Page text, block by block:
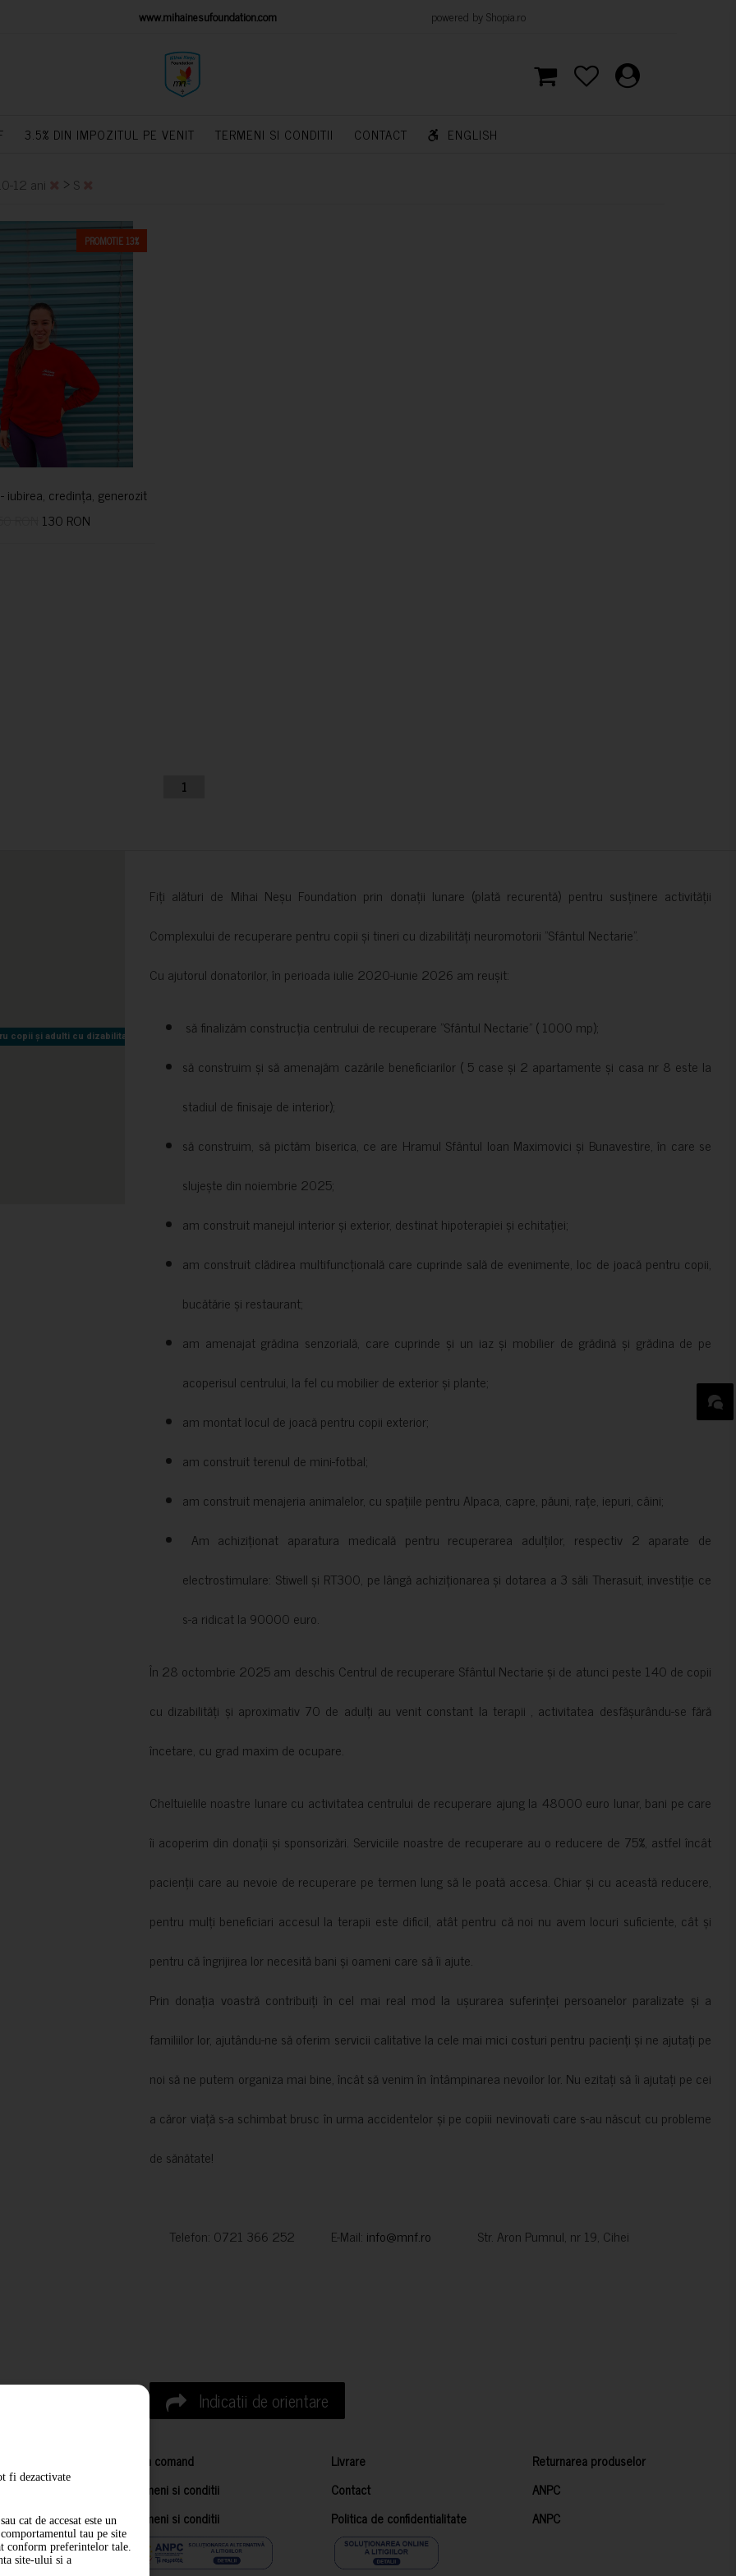
PLATFORM www.mihainesufoundation.com powered by Shopia.ro
3.5% DIN IMPOZITUL PE VENIT TERMENI SI CONDITII CONTACT ENGLISH
12 ani > S
PROMOTIE 13%
iubirea, credința, generozitatea vindecă
130 RON
CUMPARA
1
copii și adulti cu dizabilitati neuromotorii Sfântul Nectarie
copii și adulti cu dizabilitati neuromotorii Sfântul Nectarie
Fiți alături de Mihai Neșu Foundation prin donații lunare (plată recurentă) pentru susținere activității
Complexului de recuperare pentru copii și tineri cu dizabilități neuromotorii ”Sfântul Nectarie”.
Cu ajutorul donatorilor, în perioada iulie 2020-iunie 2026 am reușit:
să finalizăm construcția centrului de recuperare ”Sfântul Nectarie” ( 1000 mp);
să construim și să amenajăm cazările beneficiarilor ( 5 case și 2 apartamente și casa nr 8 este la
stadiul de finisaje de interior);
să construim, să pictăm biserica, ce are Hramul Sfântul Ioan Maximovici și Bunavestire, în care se
slujește din noiembrie 2025;
am construit manejul interior și exterior, destinat hipoterapiei și echitației;
am construit clădirea multifuncțională care cuprinde sală de evenimente, loc de joacă pentru copii,
bucătărie și restaurant;
am amenajat grădina senzorială, care cuprinde și un iaz și mobilier de grădină și grădina de pe
acoperisul centrului, la fel cu mobilier de exterior și plante;
am montat locul de joacă pentru copii exterior;
am construit terenul de mini-fotbal;
am construit menajeria animalelor, cu spațiile pentru Alpaca, capre, păuni, rațe, iepuri, câini;
Am achiziționat aparatura medicală pentru recuperarea adulților, respectiv 2 aparate de
electrostimulare: Stiwell și RT300, pe lângă achiziționarea și dotarea a 3 săli Therasuit, investiție ce
s-a ridicat la 90000 euro.
În 28 octombrie 2025 am deschis Centrul de recuperare Sfântul Nectarie și de atunci peste 140 de copii
cu dizabilități și aproximativ 70 de adulți au venit constant la terapii , activitatea desfășurându-se fără
încetare, cu grad maxim de ocupare.
Cheltuielile noastre lunare cu activitatea centrului de recuperare ajung la 48000 euro lunar, bani pe care
îi acoperim din donații și sponsorizări. Serviciile noastre de recuperare au o reducere de 75%, astfel încât
pacienții care au nevoie de recuperare pe termen lung să le poată accesa. Chiar și cu această reducere,
pentru mulți beneficiari accesul la terapii este dificil, atât pentru că noi nu avem locuri suficiente, cât și
pentru că îngrijirea lor necesită bani și oameni care să îi ajute.
Prin donația voastră contribuiți în cel mai real mod la ușurarea suferinței persoanelor paralizate și a
familiilor lor, ajutându-ne să oferim servicii calitative la cele mai mici costuri pentru pacienți și ne ajutați pe
noi să ne putem organiza mai bine, încât să venim în întâmpinarea nevoilor lor. Nu ezitați să îi ajutați pe cei
a căror viață s-a schimbat brusc în urma accidentelor și pe copiii nevinovati care s-au născut cu probleme
de sănătate!
Telefon: 0721 366 252 E-Mail: info@mnf.ro Str. Aron Pumnul, nr 19, Cihei
Indicatii de orientare
Cum comand Livrare
Returnarea produselor
Termeni si conditii
Contact
ANPC
Termeni si conditii
Politica de confidentialitate ANPC
fi dezactivate
cat de accesat este un
tau pe site
conform preferintelor tale.
site-ului si a